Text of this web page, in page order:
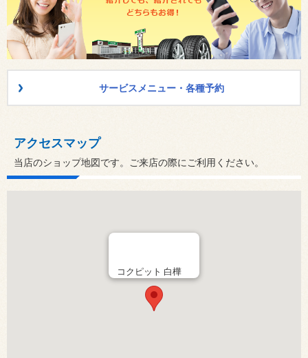
サービスメニュー・各種予約
アクセスマップ
当店のショップ地図です。ご来店の際にご利用ください。
コクピット 白樺